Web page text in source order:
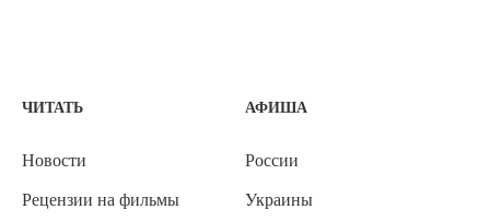
ЧИТАТЬ
Новости
Рецензии на фильмы
АФИША
России
Украины